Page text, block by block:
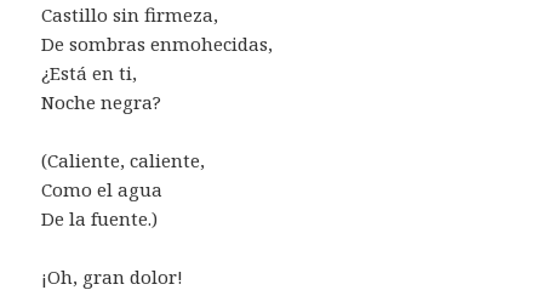
Castillo sin firmeza,
De sombras enmohecidas,
¿Está en ti,
Noche negra?
(Caliente, caliente,
Como el agua
De la fuente.)
¡Oh, gran dolor!